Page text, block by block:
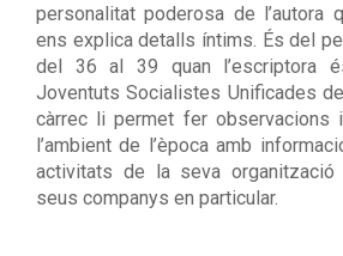
personalitat poderosa de l’autora
ens explica detalls íntims. És del
del 36 al 39 quan l’escriptora
Joventuts Socialistes Unificades
càrrec li permet fer observacions
l’ambient de l’època amb
activitats de la seva
seus companys en particular.